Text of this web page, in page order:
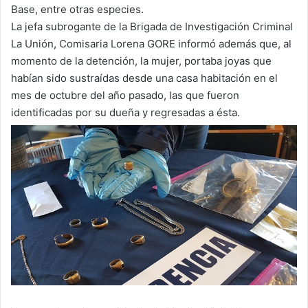
Base, entre otras especies.
La jefa subrogante de la Brigada de Investigación Criminal
La Unión, Comisaria Lorena GORE informó además que, al
momento de la detención, la mujer, portaba joyas que
habían sido sustraídas desde una casa habitación en el
mes de octubre del año pasado, las que fueron
identificadas por su dueña y regresadas a ésta.